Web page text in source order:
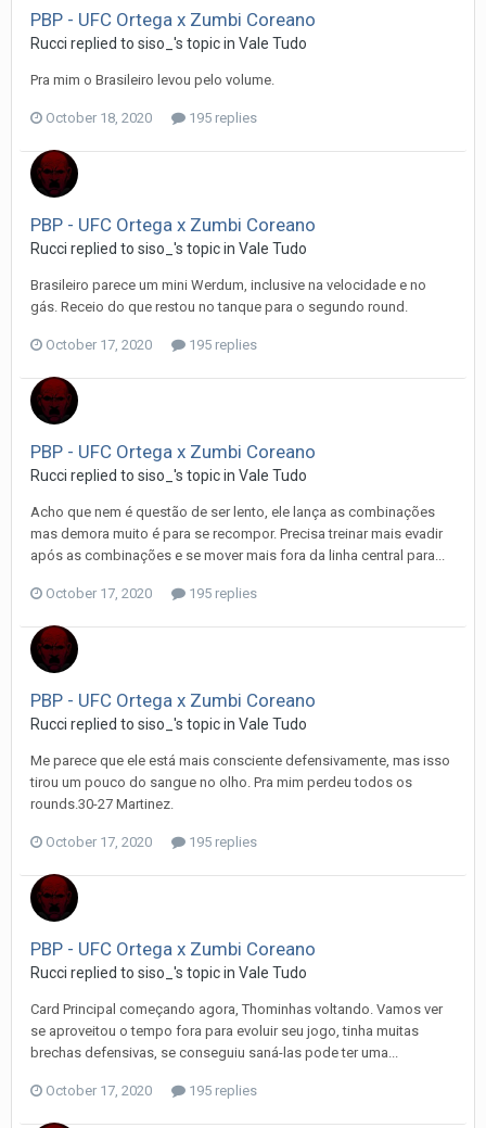
PBP - UFC Ortega x Zumbi Coreano
Rucci replied to siso_ 's topic in Vale Tudo
Pra mim o Brasileiro levou pelo volume.
October 18, 2020 195 replies
PBP - UFC Ortega x Zumbi Coreano
Rucci replied to siso_ 's topic in Vale Tudo
Brasileiro parece um mini Werdum, inclusive na velocidade e no
gás. Receio do que restou no tanque para o segundo round.
October 17, 2020 195 replies
PBP - UFC Ortega x Zumbi Coreano
Rucci replied to siso_ 's topic in Vale Tudo
Acho que nem é questão de ser lento, ele lança as combinações
mas demora muito é para se recompor. Precisa treinar mais evadir
após as combinações e se mover mais fora da linha central para...
October 17, 2020 195 replies
PBP - UFC Ortega x Zumbi Coreano
Rucci replied to siso_ 's topic in Vale Tudo
Me parece que ele está mais consciente defensivamente, mas isso
tirou um pouco do sangue no olho. Pra mim perdeu todos os
rounds.30-27 Martinez.
October 17, 2020 195 replies
PBP - UFC Ortega x Zumbi Coreano
Rucci replied to siso_ 's topic in Vale Tudo
Card Principal começando agora, Thominhas voltando. Vamos ver
se aproveitou o tempo fora para evoluir seu jogo, tinha muitas
brechas defensivas, se conseguiu saná-las pode ter uma...
October 17, 2020 195 replies